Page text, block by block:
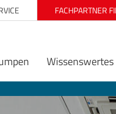
FACHPARTNER
Wissenswertes